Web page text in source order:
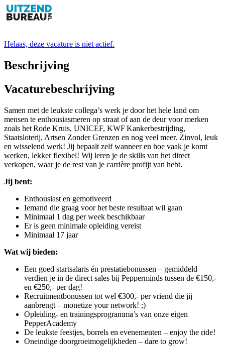
Helaas, deze vacature is niet actief.
Beschrijving
Vacaturebeschrijving
Samen met de leukste collega’s werk je door het hele land om
mensen te enthousiasmeren op straat of aan de deur voor merken
zoals het Rode Kruis, UNICEF, KWF Kankerbestrijding,
Staatsloterij, Artsen Zonder Grenzen en nog veel meer. Zinvol, leuk
en wisselend werk! Jij bepaalt zelf wanneer en hoe vaak je komt
werken, lekker flexibel! Wij leren je de skills van het direct
verkopen, waar je de rest van je carrière profijt van hebt.
Jij bent:
Enthousiast en gemotiveerd
Iemand die graag voor het beste resultaat wil gaan
Minimaal 1 dag per week beschikbaar
Er is geen minimale opleiding vereist
Minimaal 17 jaar
Wat wij bieden:
Een goed startsalaris én prestatiebonussen – gemiddeld
verdien je in de direct sales bij Pepperminds tussen de €150,-
en €250,- per dag!
Recruitmentbonussen tot wel €300,- per vriend die jij
aanbrengt – monetize your network! ;)
Opleiding- en trainingsprogramma’s van onze eigen
PepperAcademy
De leukste feestjes, borrels en evenementen – enjoy the ride!
Oneindige doorgroeimogelijkheden – dare to grow!